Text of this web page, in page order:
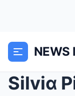
NEWS